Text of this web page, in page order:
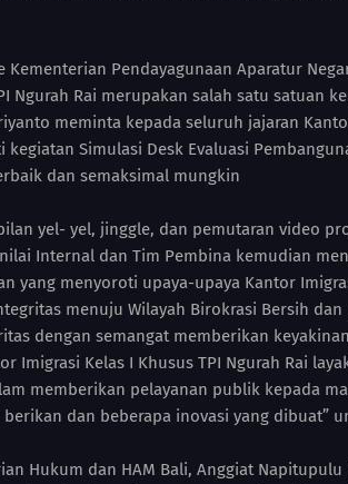
Kementerian Pendayagunaan Aparatur
Ngurah Rai merupakan salah satu satuan
meminta kepada seluruh jajaran
kegiatan Simulasi Desk Evaluasi
dan semaksimal mungkin
yel- yel, jinggle, dan pemutaran video
Internal dan Tim Pembina kemudian
yang menyoroti upaya-upaya Kantor
menuju Wilayah Birokrasi Bersih dan
dengan semangat memberikan
Imigrasi Kelas I Khusus TPI Ngurah Rai
memberikan pelayanan publik kepada
dan beberapa inovasi yang dibuat”
Hukum dan HAM Bali, Anggiat